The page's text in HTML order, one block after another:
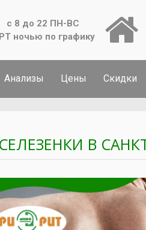
с 8 до 22 ПН-ВС
ночью по графику
Анализы Цены Скидки
В